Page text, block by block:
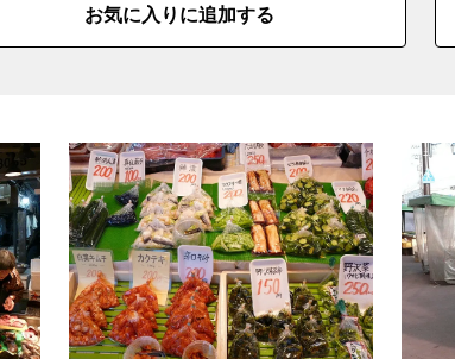
お気に入りに追加する